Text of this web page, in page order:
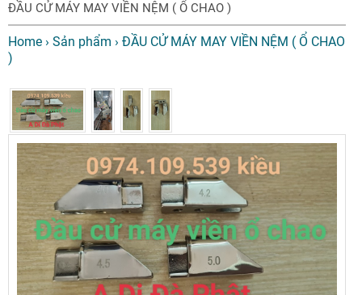
ĐẦU CỬ MÁY MAY VIỀN NỆM ( Ổ CHAO )
Home › Sản phẩm › ĐẦU CỬ MÁY MAY VIỀN NỆM ( Ổ CHAO
)